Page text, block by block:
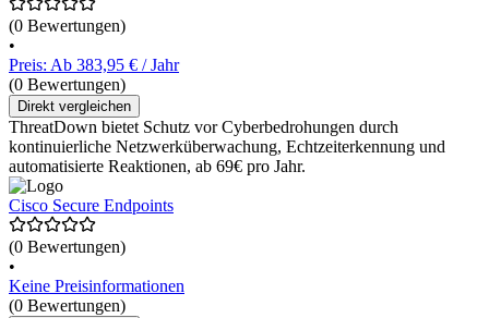
(0 Bewertungen)
•
Preis: Ab 383,95 € / Jahr
(0 Bewertungen)
Direkt vergleichen
ThreatDown bietet Schutz vor Cyberbedrohungen durch
kontinuierliche Netzwerküberwachung, Echtzeiterkennung und
automatisierte Reaktionen, ab 69€ pro Jahr.
Cisco Secure Endpoints
(0 Bewertungen)
•
Keine Preisinformationen
(0 Bewertungen)